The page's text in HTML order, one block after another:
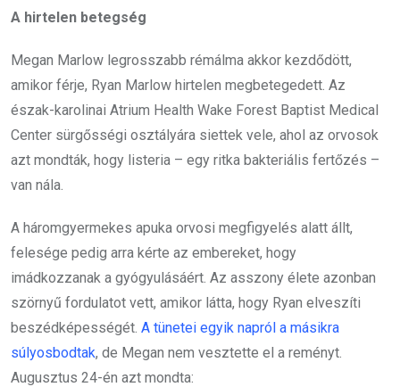
A hirtelen betegség
Megan Marlow legrosszabb rémálma akkor kezdődött,
amikor férje, Ryan Marlow hirtelen megbetegedett. Az
észak-karolinai Atrium Health Wake Forest Baptist Medical
Center sürgősségi osztályára siettek vele, ahol az orvosok
azt mondták, hogy listeria – egy ritka bakteriális fertőzés –
van nála.
A háromgyermekes apuka orvosi megfigyelés alatt állt,
felesége pedig arra kérte az embereket, hogy
imádkozzanak a gyógyulásáért. Az asszony élete azonban
szörnyű fordulatot vett, amikor látta, hogy Ryan elveszíti
beszédképességét. A tünetei egyik napról a másikra
súlyosbodtak, de Megan nem vesztette el a reményt.
Augusztus 24-én azt mondta: